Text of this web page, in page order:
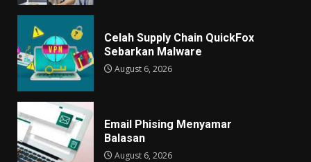
Celah Supply Chain QuickFox
Sebarkan Malware
August 6, 2026
Email Phising Menyamar
Balasan
August 6, 2026